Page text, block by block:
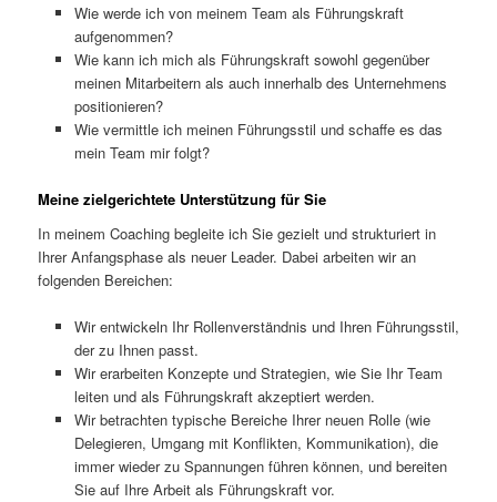
Wie werde ich von meinem Team als Führungskraft
aufgenommen?
Wie kann ich mich als Führungskraft sowohl gegenüber
meinen Mitarbeitern als auch innerhalb des Unternehmens
positionieren?
Wie vermittle ich meinen Führungsstil und schaffe es das
mein Team mir folgt?
Meine zielgerichtete Unterstützung für Sie
In meinem Coaching begleite ich Sie gezielt und strukturiert in
Ihrer Anfangsphase als neuer Leader. Dabei arbeiten wir an
folgenden Bereichen:
Wir entwickeln Ihr Rollenverständnis und Ihren Führungsstil,
der zu Ihnen passt.
Wir erarbeiten Konzepte und Strategien, wie Sie Ihr Team
leiten und als Führungskraft akzeptiert werden.
Wir betrachten typische Bereiche Ihrer neuen Rolle (wie
Delegieren, Umgang mit Konflikten, Kommunikation), die
immer wieder zu Spannungen führen können, und bereiten
Sie auf Ihre Arbeit als Führungskraft vor.